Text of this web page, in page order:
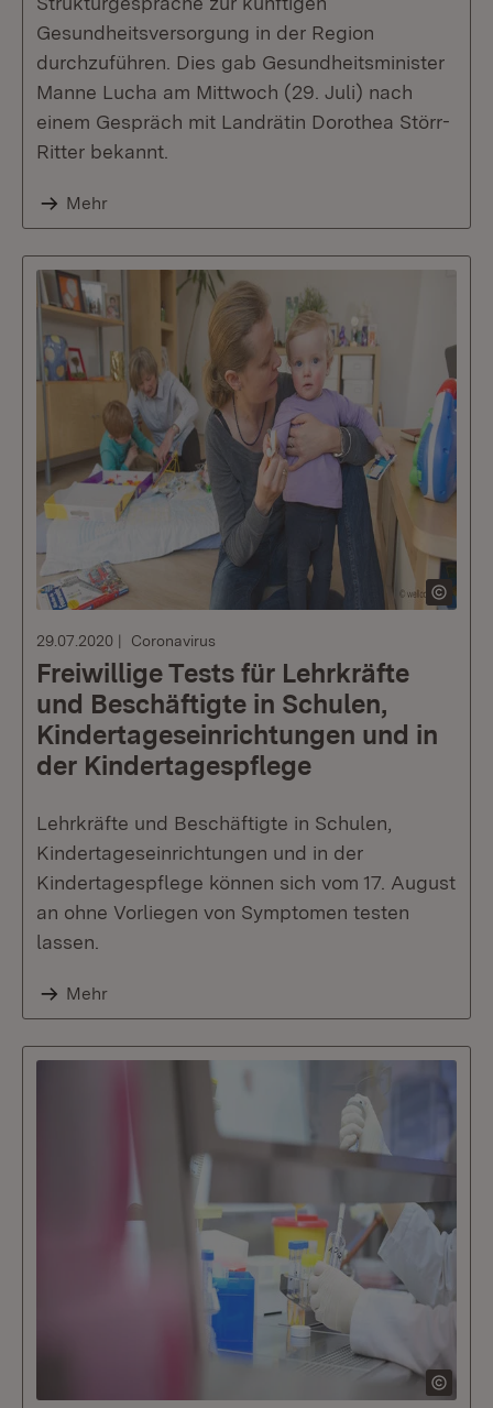
Gesundheitsversorgung in der Region
durchzuführen. Dies gab Gesundheitsminister
Manne Lucha am Mittwoch (29. Juli) nach
einem Gespräch mit Landrätin Dorothea Störr-
Ritter bekannt.
Mehr
29.07.2020 Coronavirus
Freiwillige Tests für Lehrkräfte
und Beschäftigte in Schulen,
Kindertages­einrichtungen und in
der Kindertagespflege
Lehrkräfte und Beschäftigte in Schulen,
Kindertageseinrichtungen und in der
Kindertagespflege können sich vom 17. August
an ohne Vorliegen von Symptomen testen
lassen.
Mehr